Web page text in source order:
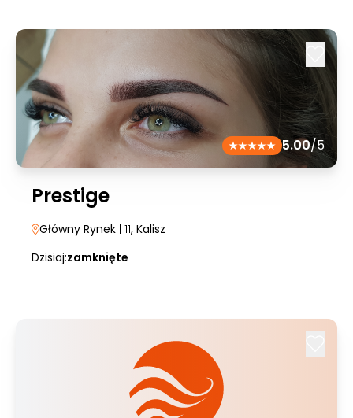
5.00/5
Prestige
Główny Rynek | 11, Kalisz
Dzisiaj:zamknięte